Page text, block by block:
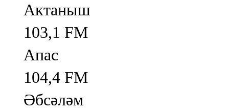
Актаныш
103,1 FM
Апас
104,4 FM
Әбсәләм